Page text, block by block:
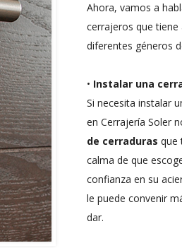
Ahora, vamos a
cerrajeros que
diferentes géneros
• Instalar una
Si necesita instalar
en Cerrajería Soler
de cerraduras que
calma de que
confianza en su
le puede convenir
dar.